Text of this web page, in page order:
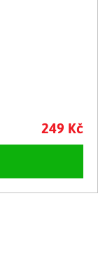
249 Kč